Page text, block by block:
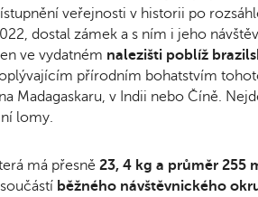
veřejnosti v historii po
dostal zámek a s ním i jeho
ve vydatném nalezišti poblíž
přírodním bohatstvím
Madagaskaru, v Indii nebo Číně.
lomy.
má přesně 23, 4 kg a průměr 255
běžného návštěvnického